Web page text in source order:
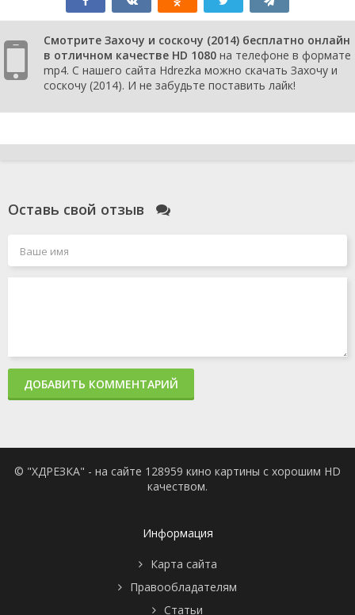
Смотрите Захочу и соскочу (2014) бесплатно онлайн
в отличном качестве HD 1080 на телефоне в формате
mp4. С нашего сайта Hdrezka можно скачать Захочу и
соскочу (2014). И не забудьте поставить лайк!
Оставь свой отзыв
ДОБАВИТЬ КОММЕНТАРИЙ
© "ХДРЕЗКА" - на сайте 128959 кино картины с хорошим HD
качеством.
Информация
Карта сайта
Правообладателям
Статьи